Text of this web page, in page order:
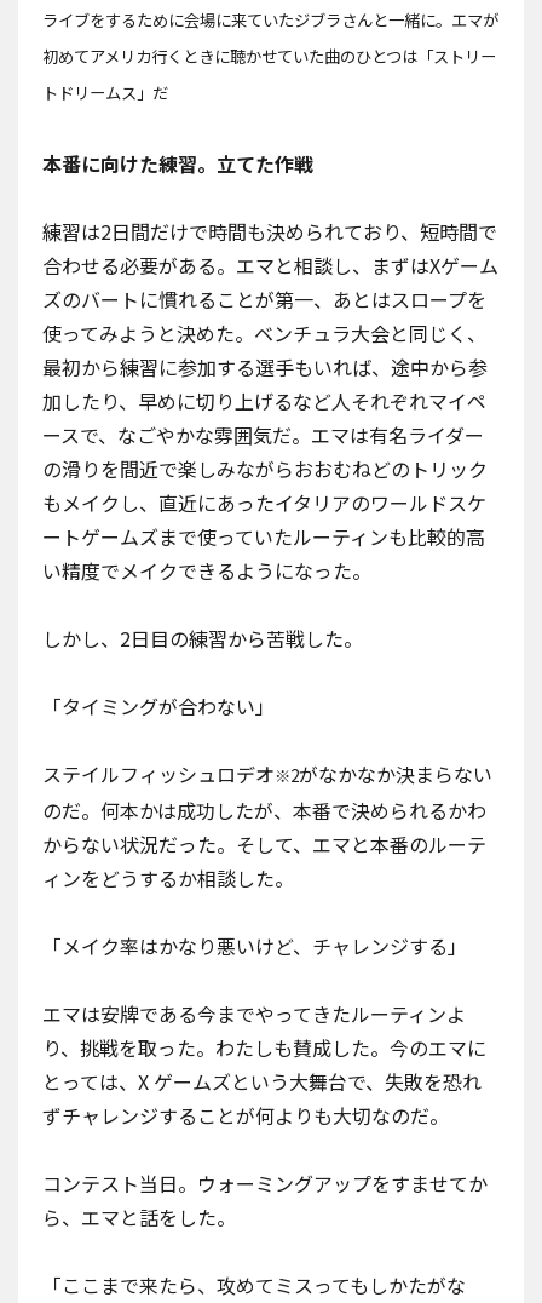
ライブをするために会場に来ていたジブラさんと一緒に。エマが
初めてアメリカ行くときに聴かせていた曲のひとつは「ストリー
トドリームス」だ
本番に向けた練習。立てた作戦
練習は2日間だけで時間も決められており、短時間で
合わせる必要がある。エマと相談し、まずはXゲーム
ズのバートに慣れることが第一、あとはスロープを
使ってみようと決めた。 ベンチュラ大会と同じく、
最初から練習に参加する選手もいれば、途中から参
加したり、早めに切り上げるなど人それぞれマイペ
ースで、なごやかな雰囲気だ。エマは有名ライダー
の滑りを間近で楽しみながらおおむねどのトリック
もメイクし、直近にあったイタリアのワールドスケ
ートゲームズまで使っていたルーティンも比較的高
い精度でメイクできるようになった。
しかし、2日目の練習から苦戦した。
「タイミングが合わない」
ステイルフィッシュロデオ※2がなかなか決まらない
のだ。何本かは成功したが、本番で決められるかわ
からない状況だった。そして、エマと本番のルーテ
ィンをどうするか相談した。
「メイク率はかなり悪いけど、チャレンジする」
エマは安牌である今までやってきたルーティンよ
り、挑戦を取った。わたしも賛成した。今のエマに
とっては、X ゲームズという大舞台で、失敗を恐れ
ずチャレンジすることが何よりも大切なのだ。
コンテスト当日。ウォーミングアップをすませてか
ら、エマと話をした。
「ここまで来たら、攻めてミスってもしかたがな